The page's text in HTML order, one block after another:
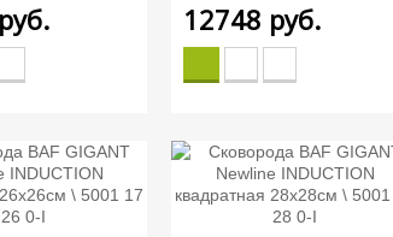
руб. 12748 руб.